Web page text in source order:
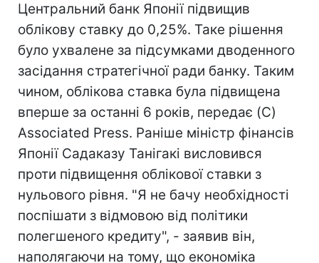
Центральний банк Японії підвищив
облікову ставку до 0,25%. Таке рішення
було ухвалене за підсумками дводенного
засідання стратегічної ради банку. Таким
чином, облікова ставка була підвищена
вперше за останні 6 років, передає (C)
Associated Press. Раніше міністр фінансів
Японії Садаказу Танігакі висловився
проти підвищення облікової ставки з
нульового рівня. "Я не бачу необхідності
поспішати з відмовою від політики
полегшеного кредиту", - заявив він,
наполягаючи на тому, що економіка